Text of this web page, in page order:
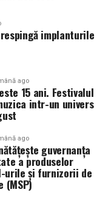
implanturile
ago
15 ani. Festivalul
intr-un univers
ago
guvernanța
a produselor
urile și furnizorii de
(MSP)